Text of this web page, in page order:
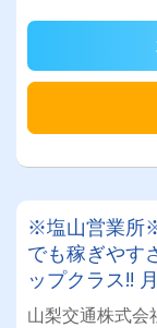
※塩山営業所
でも稼ぎやす
ップクラス!!
クシードライ
山梨交通株式会